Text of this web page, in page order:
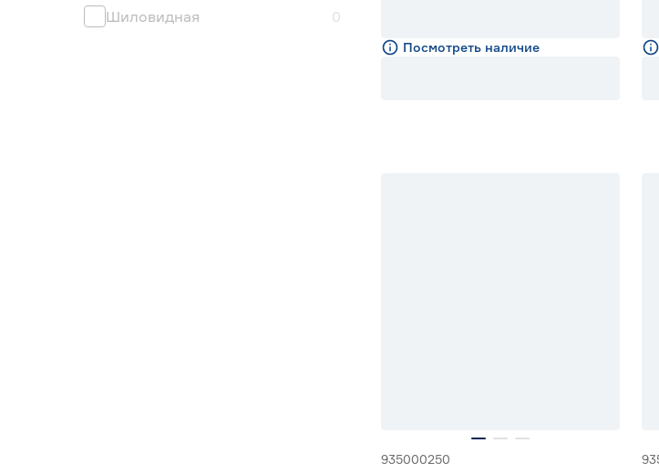
Шиловидная
0
Посмотреть наличие
935000250